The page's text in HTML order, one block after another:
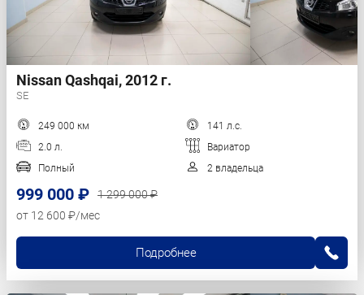
Nissan Qashqai, 2012 г.
SE
249 000 км
141 л.с.
2.0 л.
Вариатор
Полный
2 владельца
999 000 ₽
1 299 000 ₽
от 12 600 ₽/мес
Подробнее